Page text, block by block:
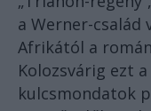
a Werner-
Afrikától a
Kolozsvárig ezt
kulcsmondatok